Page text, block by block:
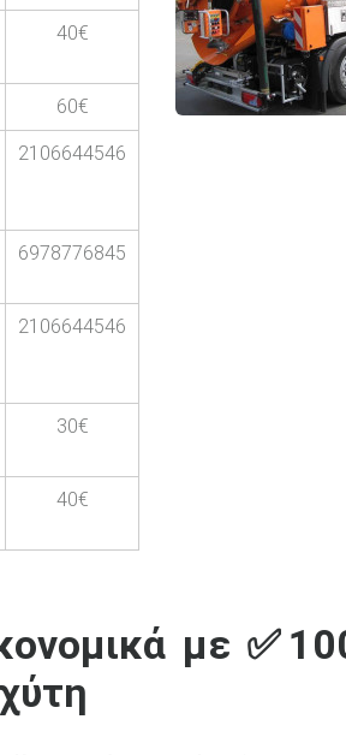
40€
60€
2106644546
6978776845
2106644546
30€
40€
με